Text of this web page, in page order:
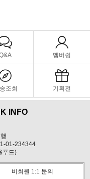
멤버쉽
조회 기획전
INFO
01-234344
푸드)
비회원 1:1 문의